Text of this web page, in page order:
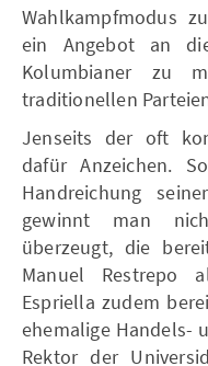
Wahlkampfmodus
ein Angebot an
Kolumbianer zu
traditionellen
Jenseits der oft
dafür Anzeichen.
Handreichung
gewinnt man
überzeugt, die
Manuel Restrepo
Espriella zudem
ehemalige Handels-
Rektor der